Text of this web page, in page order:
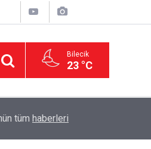
Bilecik
23 °C
İmar Bilgilendirmesi
tüm haberleri